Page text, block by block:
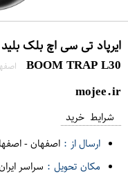
ایرپاد تی سی اچ بلک
BOOM TRAP L30
mojee.ir
شرایط خرید
ارسال از : اصفهان-
مکان تحویل : سراسر